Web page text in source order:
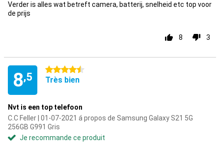
Verder is alles wat betreft camera, batterij, snelheid etc top voor
de prijs
8 3
8,5
4.5 étoiles
Très bien
Nvt is een top telefoon
C.C Feller | 01-07-2021 á propos de Samsung Galaxy S21 5G
256GB G991 Gris
Je recommande ce produit